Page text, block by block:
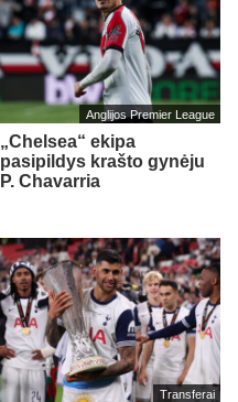
Anglijos Premier League
„Chelsea“ ekipa
pasipildys krašto gynėju
P. Chavarria
Transferai